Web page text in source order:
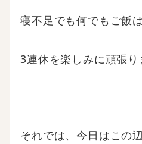
寝不足でも何でもご飯
3連休を楽しみに頑張り
それでは、今日はこの辺